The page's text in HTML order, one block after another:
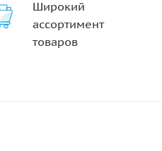
Широкий
ассортимент
товаров